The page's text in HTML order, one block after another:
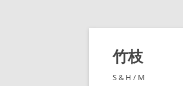
跳
正
文
竹枝
S & H / M